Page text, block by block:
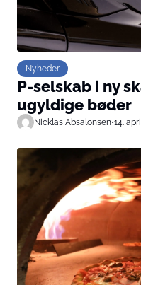
Nyheder
P-selskab i ny
ugyldige bøder
Nicklas Absalonsen•14.